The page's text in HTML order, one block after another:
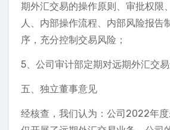
期外汇交易的操作原则、审批权限
人、内部操作流程、内部风险报告
序，充分控制交易风险；
5、公司审计部定期对远期外汇交易
五、独立董事意见
经核查，我们认为：公司2022年度